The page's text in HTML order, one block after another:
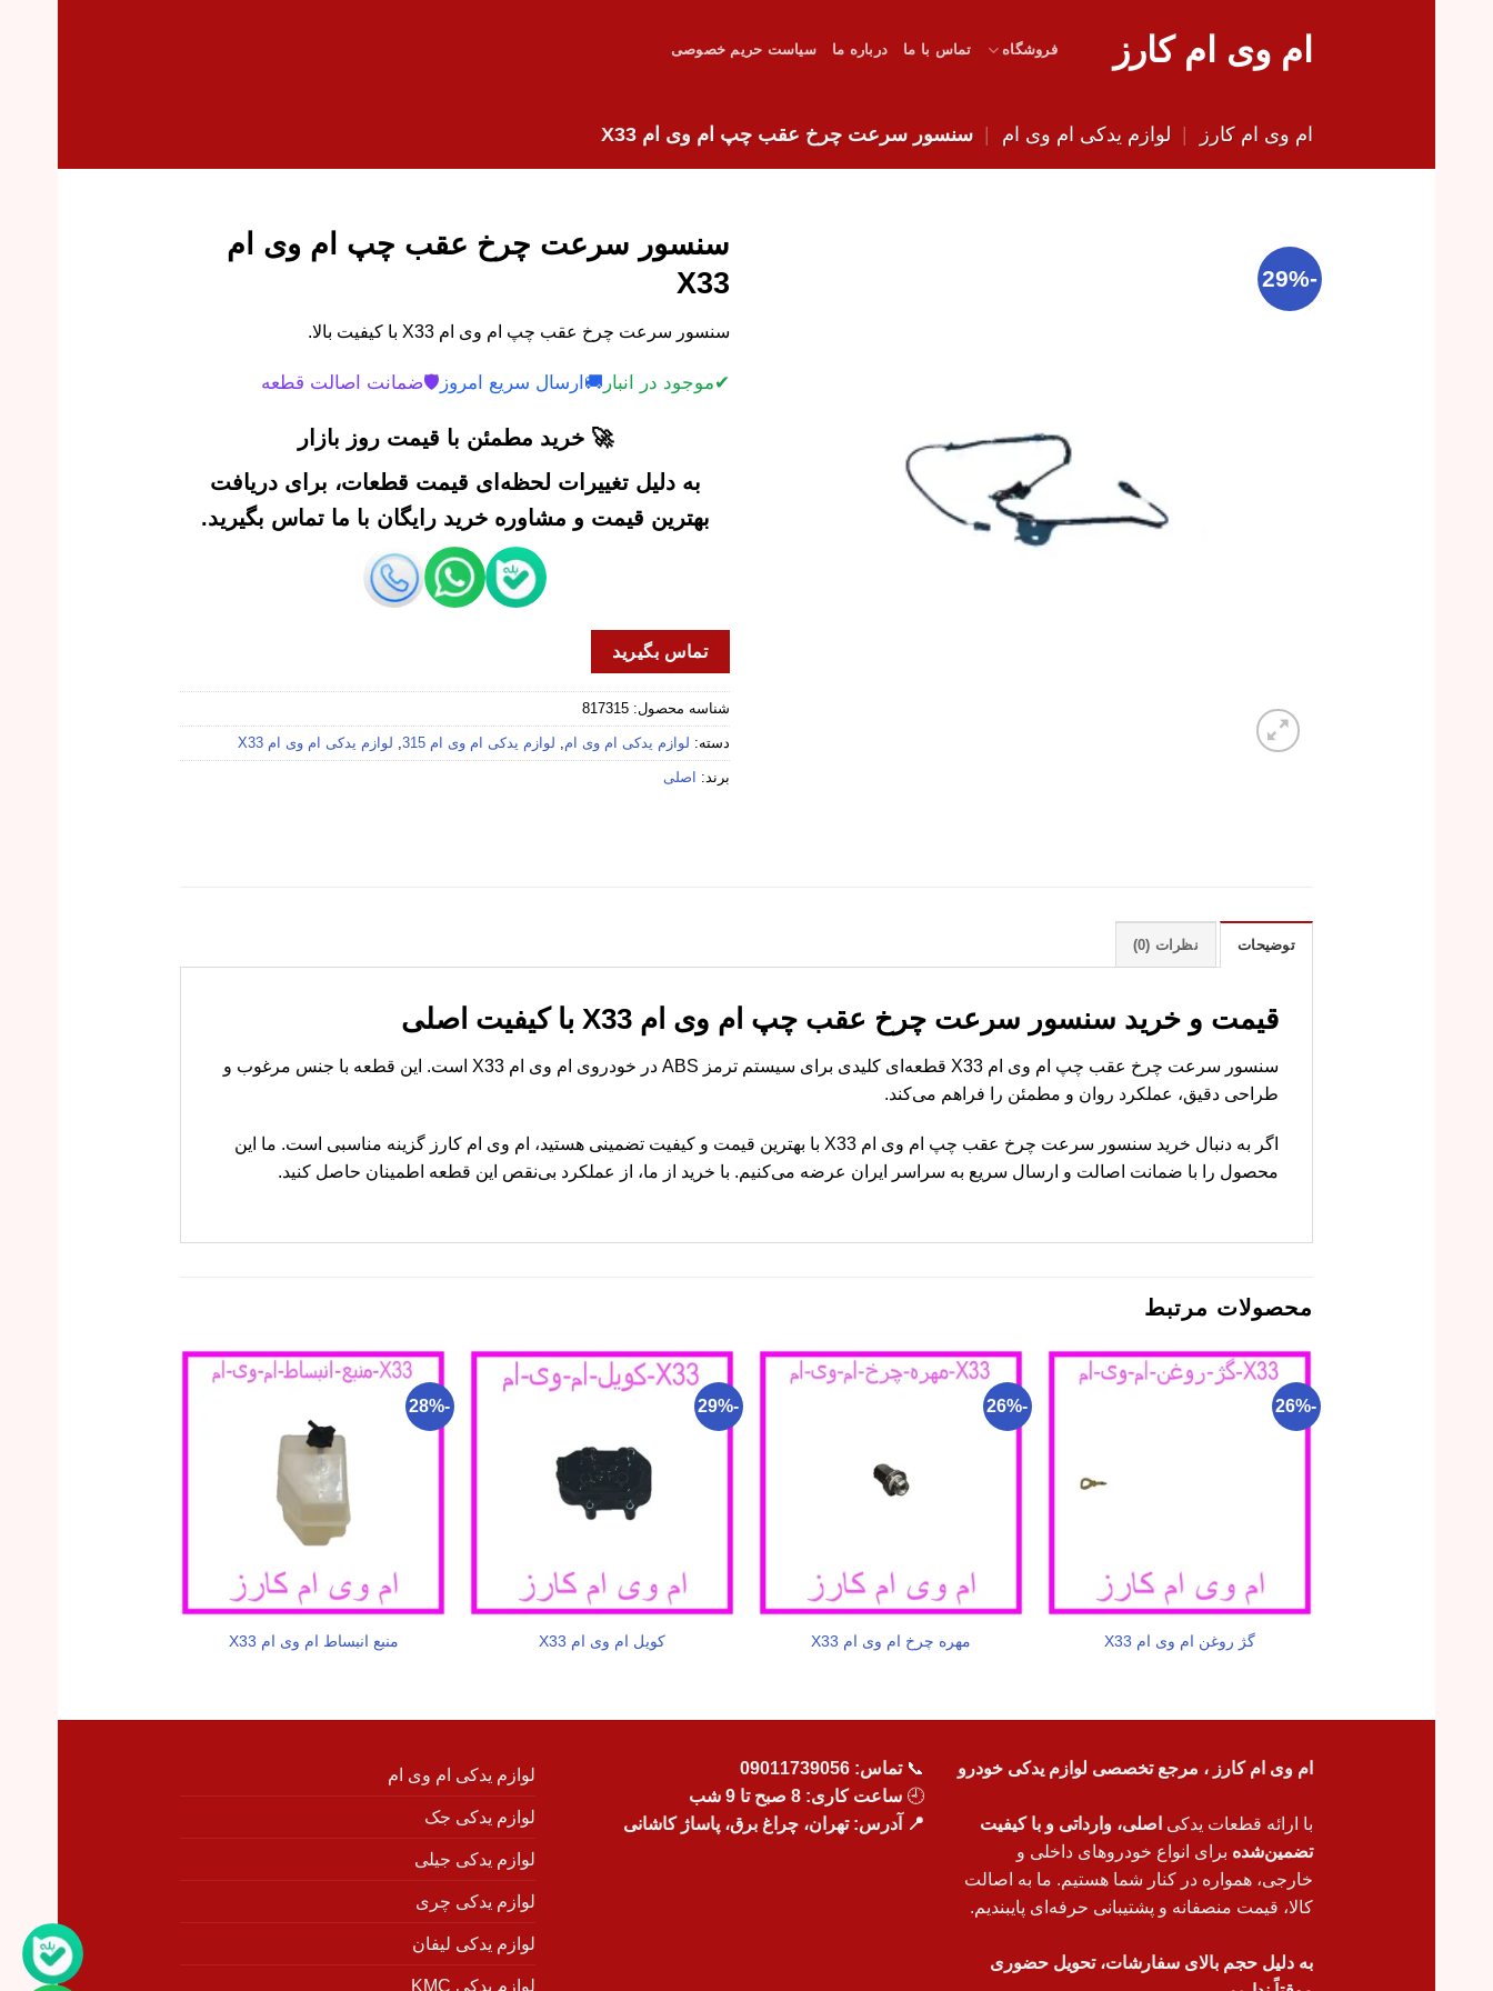
ام وی ام کارز فروشگاه تماس با ما درباره ما سیاست حریم خصوصی
ام وی ام کارز | لوازم یدکی ام وی ام | سنسور سرعت چرخ عقب چپ ام وی ام X33
-29%
سنسور سرعت چرخ عقب چپ ام وی ام
X33
سنسور سرعت چرخ عقب چپ ام وی ام X33 با کیفیت بالا.
✔موجود در انبار 🚚 ارسال سریع امروز 🛡️ضمانت اصالت قطعه
🚀 خرید مطمئن با قیمت روز بازار
به دلیل تغییرات لحظه‌ای قیمت قطعات، برای دریافت
بهترین قیمت و مشاوره خرید رایگان با ما تماس بگیرید.
تماس بگیرید
شناسه محصول: 817315
دسته: لوازم یدکی ام وی ام لوازم یدکی ام وی ام 315 لوازم یدکی ام وی ام X33
برند: اصلی
توضیحات نظرات (0)
قیمت و خرید سنسور سرعت چرخ عقب چپ ام وی ام X33 با کیفیت اصلی
سنسور سرعت چرخ عقب چپ ام وی ام X33 قطعه‌ای کلیدی برای سیستم ترمز ABS در خودروی ام وی ام X33 است. این قطعه با جنس مرغوب و
طراحی دقیق، عملکرد روان و مطمئن را فراهم می‌کند.
اگر به دنبال خرید سنسور سرعت چرخ عقب چپ ام وی ام X33 با بهترین قیمت و کیفیت تضمینی هستید، ام وی ام کارز گزینه مناسبی است. ما این
محصول را با ضمانت اصالت و ارسال سریع به سراسر ایران عرضه می‌کنیم. با خرید از ما، از عملکرد بی‌نقص این قطعه اطمینان حاصل کنید.
محصولات مرتبط
-26%
گژ روغن ام وی ام X33
-26%
مهره چرخ ام وی ام X33
-29%
کویل ام وی ام X33
-28%
منبع انبساط ام وی ام X33
ام وی ام کارز ، مرجع تخصصی لوازم یدکی خودرو
با ارائه قطعات یدکی اصلی، وارداتی و با کیفیت
تضمین‌شده برای انواع خودروهای داخلی و
خارجی، همواره در کنار شما هستیم. ما به اصالت
کالا، قیمت منصفانه و پشتیبانی حرفه‌ای پایبندیم.
به دلیل حجم بالای سفارشات، تحویل حضوری
📞تماس: 09011739056
🕘 ساعت کاری: 8 صبح تا 9 شب
📍 آدرس: تهران، چراغ برق، پاساژ کاشانی
لوازم یدکی ام وی ام
لوازم یدکی جک
لوازم یدکی جیلی
لوازم یدکی چری
لوازم یدکی لیفان
لوازم یدکی KMC